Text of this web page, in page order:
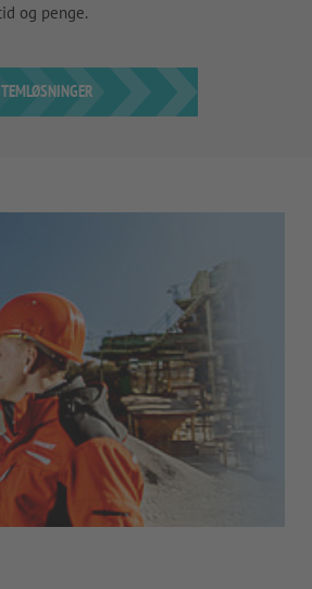
og penge.